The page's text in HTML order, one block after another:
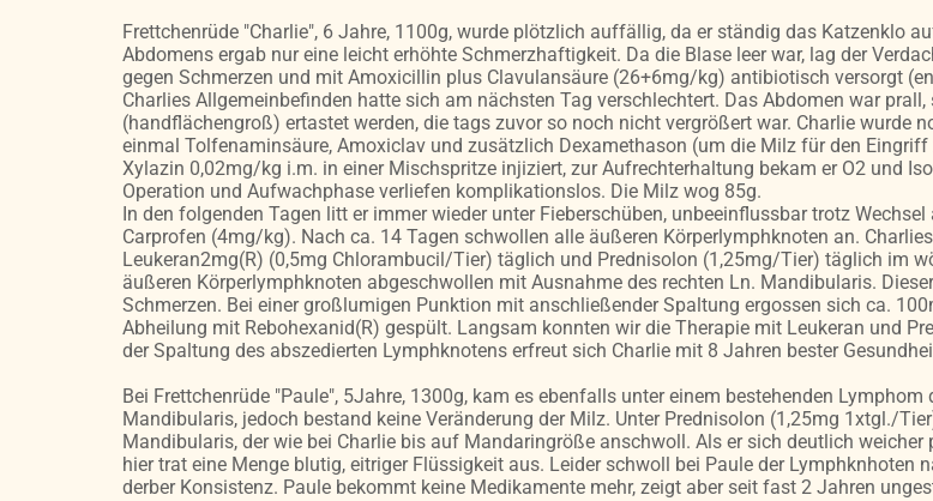
Frettchenrüde "Charlie", 6 Jahre, 1100g, wurde plötzlich auffällig, da er ständig das Katzenklo
Abdomens ergab nur eine leicht erhöhte Schmerzhaftigkeit. Da die Blase leer war, lag der
gegen Schmerzen und mit Amoxicillin plus Clavulansäure (26+6mg/kg) antibiotisch versorgt
Charlies Allgemeinbefinden hatte sich am nächsten Tag verschlechtert. Das Abdomen war
(handflächengroß) ertastet werden, die tags zuvor so noch nicht vergrößert war. Charlie wurde
einmal Tolfenaminsäure, Amoxiclav und zusätzlich Dexamethason (um die Milz für den
Xylazin 0,02mg/kg i.m. in einer Mischspritze injiziert, zur Aufrechterhaltung bekam er O2 und
Operation und Aufwachphase verliefen komplikationslos. Die Milz wog 85g.
In den folgenden Tagen litt er immer wieder unter Fieberschüben, unbeeinflussbar trotz
Carprofen (4mg/kg). Nach ca. 14 Tagen schwollen alle äußeren Körperlymphknoten an.
Leukeran2mg(R) (0,5mg Chlorambucil/Tier) täglich und Prednisolon (1,25mg/Tier) täglich im
äußeren Körperlymphknoten abgeschwollen mit Ausnahme des rechten Ln. Mandibularis.
Schmerzen. Bei einer großlumigen Punktion mit anschließender Spaltung ergossen sich ca.
Abheilung mit Rebohexanid(R) gespült. Langsam konnten wir die Therapie mit Leukeran und
der Spaltung des abszedierten Lymphknotens erfreut sich Charlie mit 8 Jahren bester
Bei Frettchenrüde "Paule", 5Jahre, 1300g, kam es ebenfalls unter einem bestehenden
Mandibularis, jedoch bestand keine Veränderung der Milz. Unter Prednisolon (1,25mg 1xtgl./
Mandibularis, der wie bei Charlie bis auf Mandaringröße anschwoll. Als er sich deutlich
hier trat eine Menge blutig, eitriger Flüssigkeit aus. Leider schwoll bei Paule der Lymphknhoten
derber Konsistenz. Paule bekommt keine Medikamente mehr, zeigt aber seit fast 2 Jahren